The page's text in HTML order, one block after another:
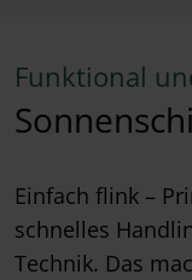
Funktional
Einfach flink –
schnelles
Technik. Das